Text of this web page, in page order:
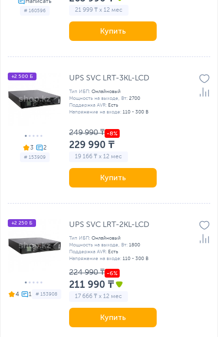
# 160596 21 999 ₸ x 12 мес
Купить
3
# 153909
+2 500 Б UPS SVC LRT-3KL-LCD
Тип ИБП: Онлайновый
Мощность на выходе, Вт: 2700
Поддержка AVR: Есть
Напряжение на входе: 110 - 300 В
249 990 ₸
229 990 ₸
19 166 ₸ x 12 мес
Купить
4 # 153908
+2 250 Б UPS SVC LRT-2KL-LCD
Тип ИБП: Онлайновый
Мощность на выходе, Вт: 1800
Поддержка AVR: Есть
Напряжение на входе: 110 - 300 В
224 990 ₸
211 990 ₸
17 666 ₸ x 12 мес
Купить